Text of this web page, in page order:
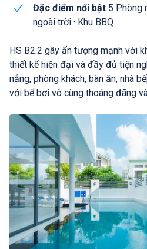
Đặc điểm nổi bật 5 Phòng
ngoài trời · Khu BBQ
HS B2.2 gây ấn tượng mạnh với
thiết kế hiện đại và đầy đủ tiện
nắng, phòng khách, bàn ăn, nhà
với bể bơi vô cùng thoáng đãng